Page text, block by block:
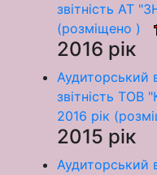
звітність АТ
(розміщено )
2016 рік
Аудиторський
звітність ТОВ
2016 рік
2015 рік
Аудиторський